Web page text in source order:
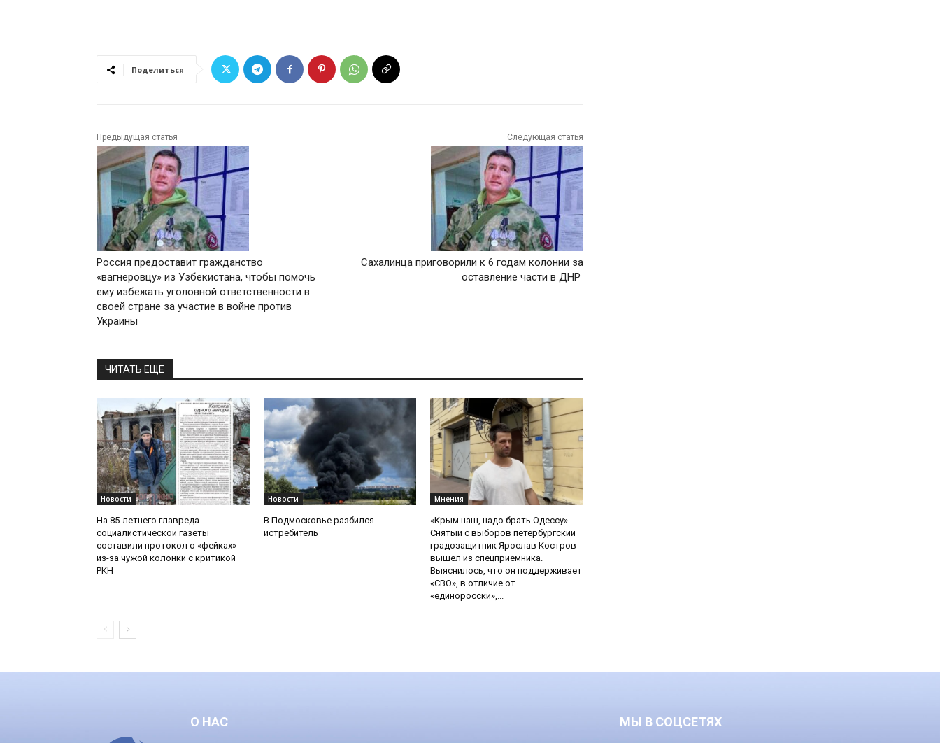
Поделиться
Предыдущая статья
Россия предоставит гражданство
«вагнеровцу» из Узбекистана, чтобы помочь
ему избежать уголовной ответственности в
своей стране за участие в войне против
Украины
Следующая статья
Сахалинца приговорили к 6 годам колонии за
оставление части в ДНР
ЧИТАТЬ ЕЩЕ
Новости
На 85-летнего главреда
социалистической газеты
составили протокол о «фейках»
из-за чужой колонки с критикой
РКН
Новости
В Подмосковье разбился
истребитель
Мнения
«Крым наш, надо брать Одессу».
Снятый с выборов петербургский
градозащитник Ярослав Костров
вышел из спецприемника.
Выяснилось, что он поддерживает
«СВО», в отличие от
«единоросски»,...
О НАС МЫ В СОЦСЕТЯХ